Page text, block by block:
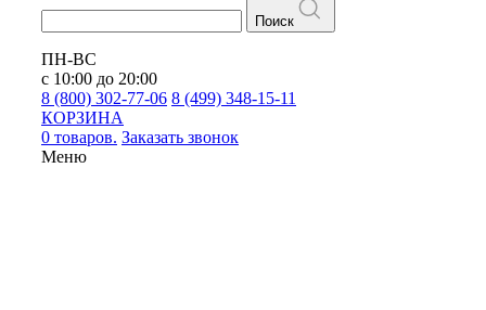
Поиск
ПН-ВС
с 10:00 до 20:00
8 (800) 302-77-06 8 (499) 348-15-11
КОРЗИНА
0 товаров. Заказать звонок
Меню